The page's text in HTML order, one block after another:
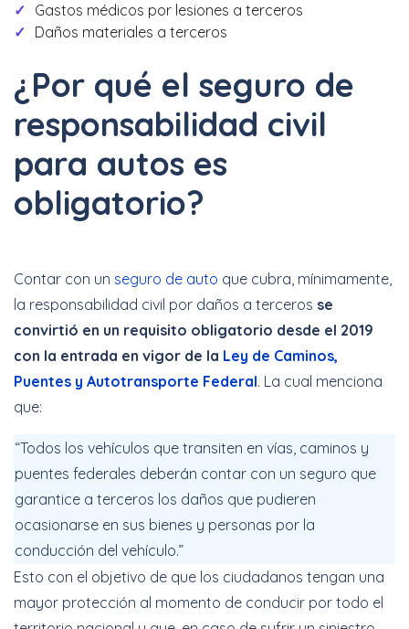
Gastos médicos por lesiones a terceros
Daños materiales a terceros
¿Por qué el seguro de
responsabilidad civil
para autos es
obligatorio?
Contar con un seguro de auto que cubra, mínimamente,
la responsabilidad civil por daños a terceros se
convirtió en un requisito obligatorio desde el 2019
con la entrada en vigor de la Ley de Caminos,
Puentes y Autotransporte Federal. La cual menciona
que:
“Todos los vehículos que transiten en vías, caminos y
puentes federales deberán contar con un seguro que
garantice a terceros los daños que pudieren
ocasionarse en sus bienes y personas por la
conducción del vehículo.”
Esto con el objetivo de que los ciudadanos tengan una
mayor protección al momento de conducir por todo el